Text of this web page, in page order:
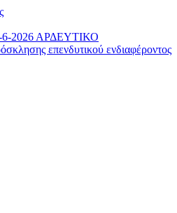
ΑΡΔΕΥΤΙΚΟ
επενδυτικού ενδιαφέροντος